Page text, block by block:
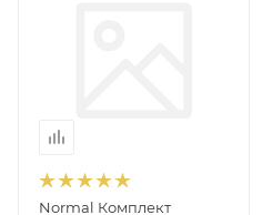
Normal Комплект